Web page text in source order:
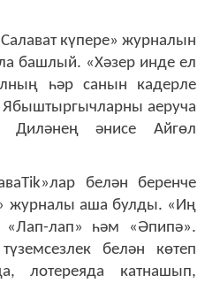
күпере» журналын
башлый. «Хәзер инде ел
һәр санын кадерле
Ябыштыргычларны аеруча
әнисе Айгөл
белән беренче
журналы аша булды. «Иң
лап» һәм «Әпипә».
белән көтеп
лотереяда катнашып,